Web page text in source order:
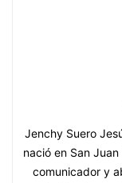
Jenchy Suero
nació en San
comunicador y